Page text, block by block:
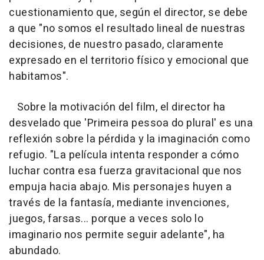
cuestionamiento que, según el director, se debe
a que "no somos el resultado lineal de nuestras
decisiones, de nuestro pasado, claramente
expresado en el territorio físico y emocional que
habitamos".
Sobre la motivación del film, el director ha
desvelado que 'Primeira pessoa do plural' es una
reflexión sobre la pérdida y la imaginación como
refugio. "La película intenta responder a cómo
luchar contra esa fuerza gravitacional que nos
empuja hacia abajo. Mis personajes huyen a
través de la fantasía, mediante invenciones,
juegos, farsas... porque a veces solo lo
imaginario nos permite seguir adelante", ha
abundado.